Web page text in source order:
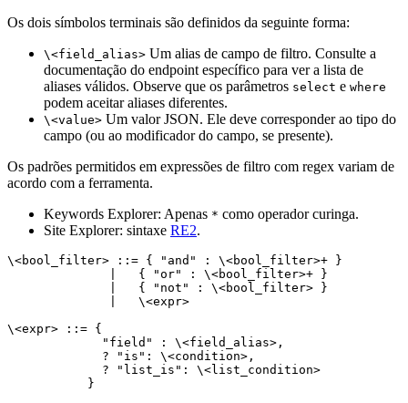
Os dois símbolos terminais são definidos da seguinte forma:
\<field_alias> Um alias de campo de filtro. Consulte a
documentação do endpoint específico para ver a lista de
aliases válidos. Observe que os parâmetros select e where
podem aceitar aliases diferentes.
\<value> Um valor JSON. Ele deve corresponder ao tipo do
campo (ou ao modificador do campo, se presente).
Os padrões permitidos em expressões de filtro com regex variam de
acordo com a ferramenta.
Keywords Explorer: Apenas * como operador curinga.
Site Explorer: sintaxe RE2.
\<bool_filter> ::= { "and" : \<bool_filter>+ }
              |   { "or" : \<bool_filter>+ }
              |   { "not" : \<bool_filter> }
              |   \<expr>
\<expr> ::= {
             "field" : \<field_alias>,
             ? "is": \<condition>,
             ? "list_is": \<list_condition>
           }